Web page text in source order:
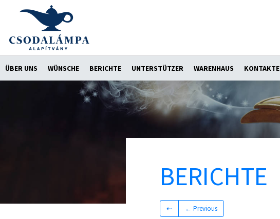
ÜBER UNS WÜNSCHE BERICHTE UNTERSTÜTZER WARENHAUS KONTAKTE
BERICHTE
⇠ ← Previous